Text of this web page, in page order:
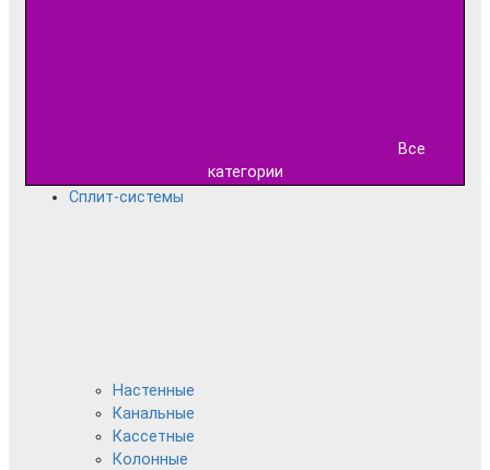
Все
категории
Сплит-системы
Настенные
Канальные
Кассетные
Колонные